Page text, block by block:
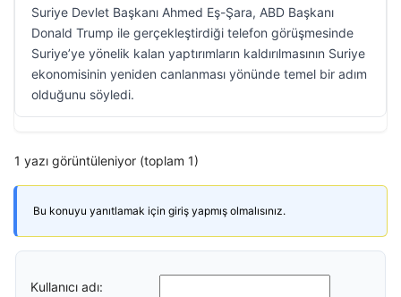
Suriye Devlet Başkanı Ahmed Eş-Şara, ABD Başkanı
Donald Trump ile gerçekleştirdiği telefon görüşmesinde
Suriye’ye yönelik kalan yaptırımların kaldırılmasının Suriye
ekonomisinin yeniden canlanması yönünde temel bir adım
olduğunu söyledi.
1 yazı görüntüleniyor (toplam 1)
Bu konuyu yanıtlamak için giriş yapmış olmalısınız.
Kullanıcı adı: